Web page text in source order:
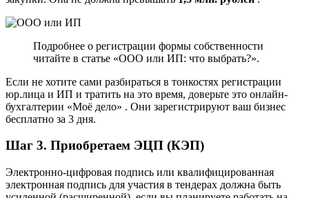
Подробнее о регистрации формы собственности
читайте в статье «ООО или ИП: что выбрать?».
Если не хотите сами разбираться в тонкостях регистрации
юр.лица и ИП и тратить на это время, доверьте это онлайн-
бухгалтерии «Моё дело» . Они зарегистрируют ваш бизнес
бесплатно за 3 дня.
Шаг 3. Приобретаем ЭЦП (КЭП)
Электронно-цифровая подпись или квалифицированная
электронная подпись для участия в тендерах должна быть